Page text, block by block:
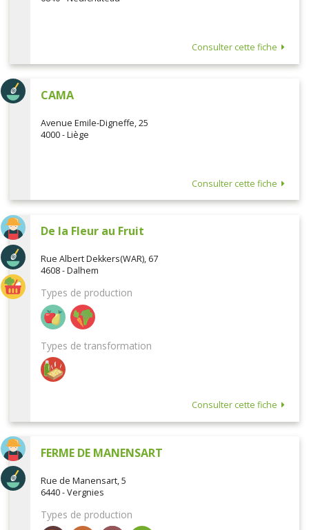
Consulter cette fiche
CAMA
Avenue Emile-Digneffe, 25
4000 - Liège
Consulter cette fiche
De la Fleur au Fruit
Rue Albert Dekkers(WAR), 67
4608 - Dalhem
Types de production
Types de transformation
Consulter cette fiche
FERME DE MANENSART
Rue de Manensart, 5
6440 - Vergnies
Types de production